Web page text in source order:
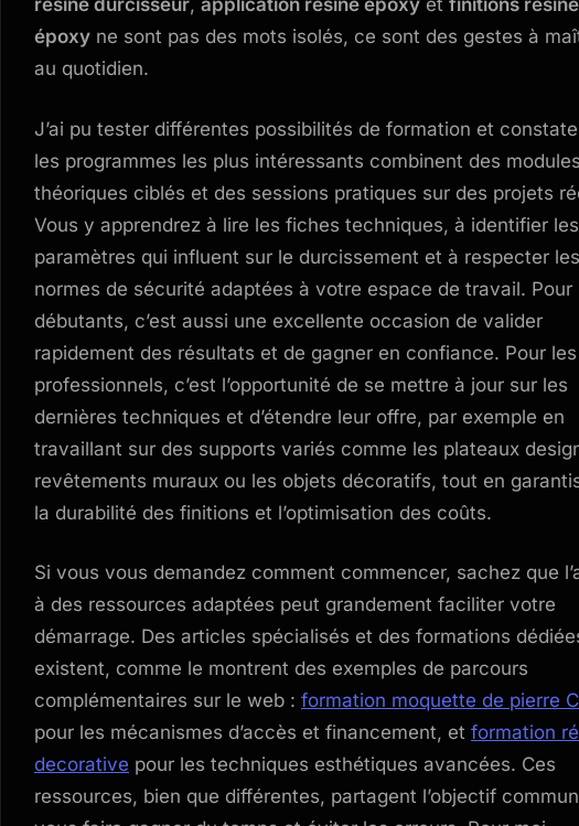
résine durcisseur, application résine époxy et finitions résine
époxy ne sont pas des mots isolés, ce sont des gestes à
au quotidien.
J’ai pu tester différentes possibilités de formation et
les programmes les plus intéressants combinent des modules
théoriques ciblés et des sessions pratiques sur des projets
Vous y apprendrez à lire les fiches techniques, à identifier les
paramètres qui influent sur le durcissement et à respecter les
normes de sécurité adaptées à votre espace de travail. Pour
débutants, c’est aussi une excellente occasion de valider
rapidement des résultats et de gagner en confiance. Pour les
professionnels, c’est l’opportunité de se mettre à jour sur les
dernières techniques et d’étendre leur offre, par exemple en
travaillant sur des supports variés comme les plateaux
revêtements muraux ou les objets décoratifs, tout en
la durabilité des finitions et l’optimisation des coûts.
Si vous vous demandez comment commencer, sachez que
à des ressources adaptées peut grandement faciliter votre
démarrage. Des articles spécialisés et des formations
existent, comme le montrent des exemples de parcours
complémentaires sur le web : formation moquette de pierre
pour les mécanismes d’accès et financement, et formation
decorative pour les techniques esthétiques avancées. Ces
ressources, bien que différentes, partagent l’objectif